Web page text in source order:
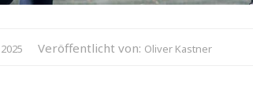
Veröffentlicht von: Oliver Kastner